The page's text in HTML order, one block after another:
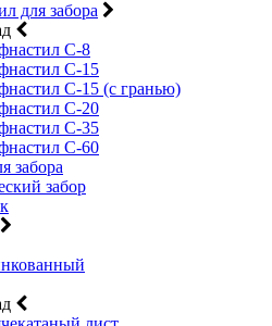
для забора
С-8
С-15
С-15 (с гранью)
С-20
С-35
С-60
забора
забор